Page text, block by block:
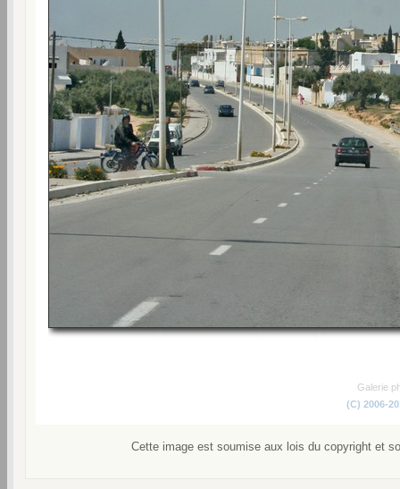
Galerie
(C) 2006-
Cette image est soumise aux lois du copyright et